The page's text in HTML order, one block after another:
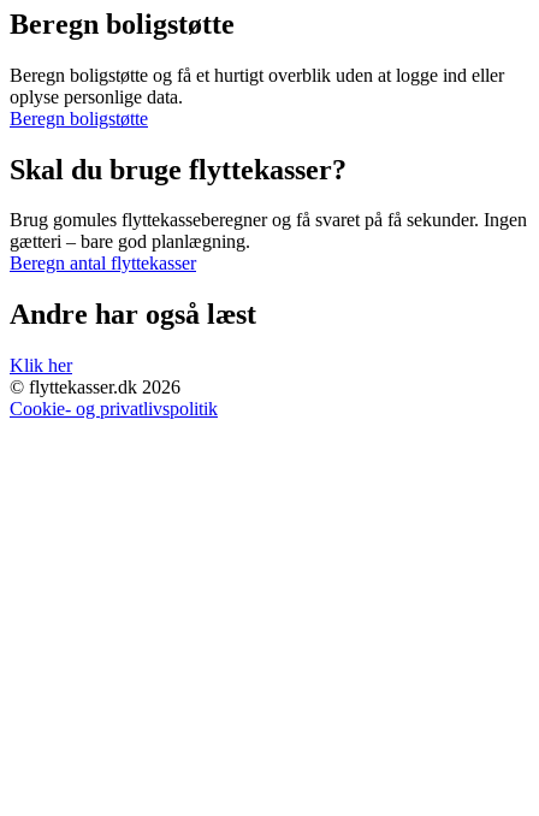
Beregn boligstøtte
Beregn boligstøtte og få et hurtigt overblik uden at logge ind eller
oplyse personlige data.
Beregn boligstøtte
Skal du bruge flyttekasser?
Brug gomules flyttekasseberegner og få svaret på få sekunder. Ingen
gætteri – bare god planlægning.
Beregn antal flyttekasser
Andre har også læst
Klik her
© flyttekasser.dk 2026
Cookie- og privatlivspolitik